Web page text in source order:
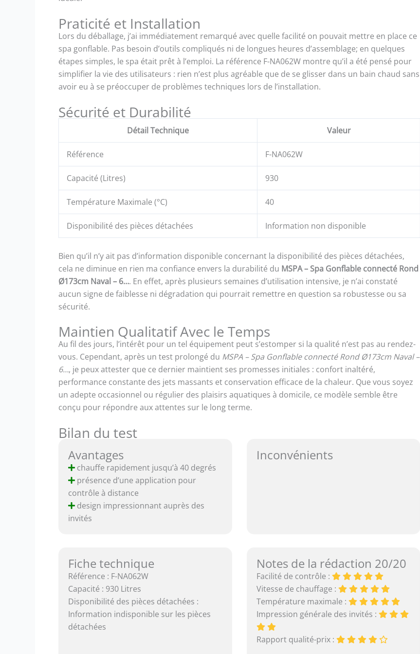
Praticité et Installation
Lors du déballage, j’ai immédiatement remarqué avec quelle facilité on pouvait mettre en place ce
spa gonflable. Pas besoin d’outils compliqués ni de longues heures d’assemblage; en quelques
étapes simples, le spa était prêt à l’emploi. La référence F-NA062W montre qu’il a été pensé pour
simplifier la vie des utilisateurs : rien n’est plus agréable que de se glisser dans un bain chaud sans
avoir eu à se préoccuper de problèmes techniques lors de l’installation.
Sécurité et Durabilité
Détail Technique Valeur
Référence F-NA062W
Capacité (Litres) 930
Température Maximale (°C) 40
Disponibilité des pièces détachées Information non disponible
Bien qu’il n’y ait pas d’information disponible concernant la disponibilité des pièces détachées,
cela ne diminue en rien ma confiance envers la durabilité du MSPA – Spa Gonflable connecté Rond
Ø173cm Naval – 6…. En effet, après plusieurs semaines d’utilisation intensive, je n’ai constaté
aucun signe de faiblesse ni dégradation qui pourrait remettre en question sa robustesse ou sa
sécurité.
Maintien Qualitatif Avec le Temps
Au fil des jours, l’intérêt pour un tel équipement peut s’estomper si la qualité n’est pas au rendez-
vous. Cependant, après un test prolongé du MSPA – Spa Gonflable connecté Rond Ø173cm Naval –
6…, je peux attester que ce dernier maintient ses promesses initiales : confort inaltéré,
performance constante des jets massants et conservation efficace de la chaleur. Que vous soyez
un adepte occasionnel ou régulier des plaisirs aquatiques à domicile, ce modèle semble être
conçu pour répondre aux attentes sur le long terme.
Bilan du test
Avantages
chauffe rapidement jusqu’à 40 degrés
présence d’une application pour
contrôle à distance
design impressionnant auprès des
invités
Inconvénients
Fiche technique
Référence : F-NA062W
Capacité : 930 Litres
Disponibilité des pièces détachées :
Information indisponible sur les pièces
détachées
Notes de la rédaction 20/20
Facilité de contrôle :
Vitesse de chauffage :
Température maximale :
Impression générale des invités :
Rapport qualité-prix :